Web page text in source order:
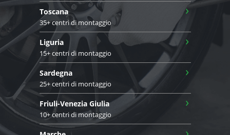
Toscana
35+ centri di montaggio
›
Liguria
15+ centri di montaggio
›
Sardegna
25+ centri di montaggio
›
Friuli-Venezia Giulia
10+ centri di montaggio
›